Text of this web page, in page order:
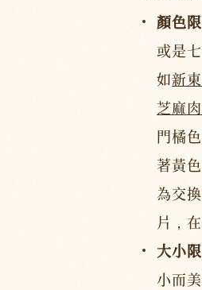
顏色
或是
如新
芝麻
門橘
著黃
為交
片，
大小
小而